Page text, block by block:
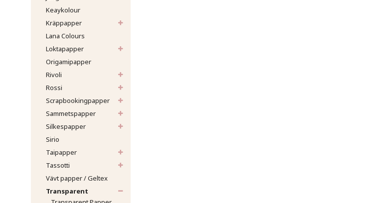
Keaykolour
Kräppapper
Lana Colours
Loktapapper
Origamipapper
Rivoli
Rossi
Scrapbookingpapper
Sammetspapper
Silkespapper
Sirio
Taipapper
Tassotti
Vävt papper / Geltex
Transparent